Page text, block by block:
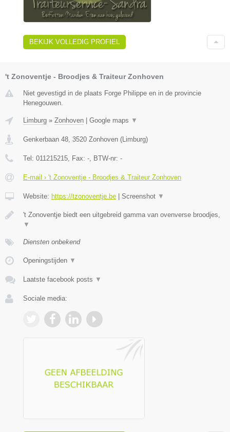
BEKIJK VOLLEDIG PROFIEL
't Zonoventje - Broodjes & Traiteur Zonhoven
Niet gevestigd in de plaats Forge Philippe en in de provincie
Henegouwen.
Limburg » Zonhoven Google maps ▼
Genkerbaan 48, 3520 Zonhoven (Limburg)
Tel: 011215215, Fax: -, BTW-nr: -
E-mail › 't Zonoventje - Broodjes & Traiteur Zonhoven
Website: https://tzonoventje.be Screenshot ▼
't Zonoventje biedt een uitgebreid gamma van ovenverse broodjes,
▼
Diensten onbekend
Openingstijden ▼
Laatste facebook posts ▼
Sociale media: